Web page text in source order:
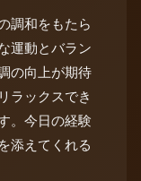
調和をもたら
運動とバラン
の向上が期待
ラックスでき
。今日の経験
添えてくれる